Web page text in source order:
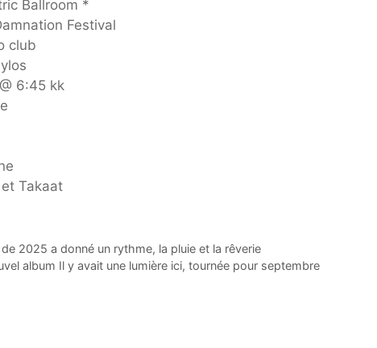
Ballroom *
Festival
club
6:45 kk
Takaat
2025 a donné un rythme, la pluie et la rêverie
album Il y avait une lumière ici, tournée pour septembre